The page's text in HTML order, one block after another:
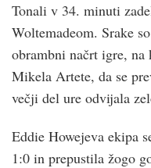
Tonali v 34. minuti
Woltemadeom. Srake
obrambni načrt igre,
Mikela Artete, da se
večji del ure odvijala
Eddie Howejeva ekipa
1:0 in prepustila žogo